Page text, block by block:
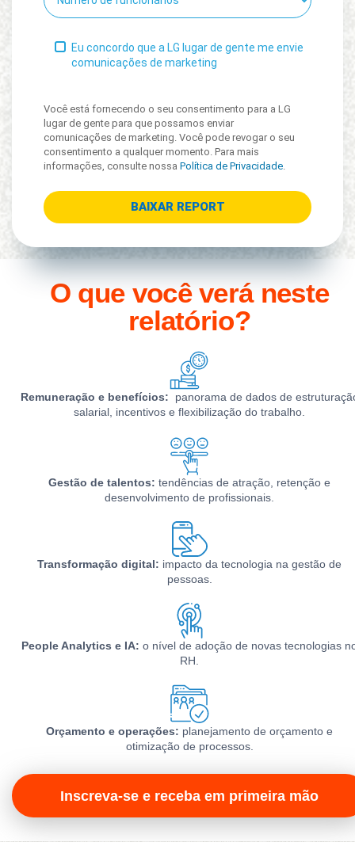
Eu concordo que a LG lugar de gente me envie
comunicações de marketing
Você está fornecendo o seu consentimento para a LG
lugar de gente para que possamos enviar
comunicações de marketing. Você pode revogar o seu
consentimento a qualquer momento. Para mais
informações, consulte nossa Política de Privacidade.
O que você verá neste
relatório?
Remuneração e benefícios:
panorama de dados de
salarial, incentivos e flexibilização do trabalho.
Gestão de talentos: tendências de atração, retenção e
desenvolvimento de profissionais.
Transformação digital: impacto da tecnologia na gestão de
pessoas.
People Analytics e IA: o nível de adoção de novas tecnologias
RH.
Orçamento e operações: planejamento de orçamento e
otimização de processos.
Inscreva-se e receba em primeira mão